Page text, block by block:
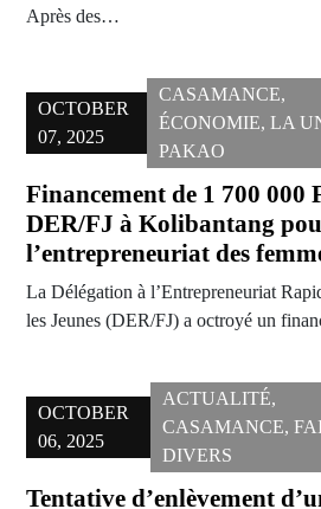
Après des…
OCTOBER
07, 2025
CASAMANCE,
ÉCONOMIE,LA
PAKAO
Financement de 1 700 000
DER/FJ à Kolibantang
l’entrepreneuriat des
La Délégation à l’Entrepreneuriat
les Jeunes (DER/FJ) a octroyé un
OCTOBER
06, 2025
ACTUALITÉ,
CASAMANCE,
DIVERS
Tentative d’enlèvement